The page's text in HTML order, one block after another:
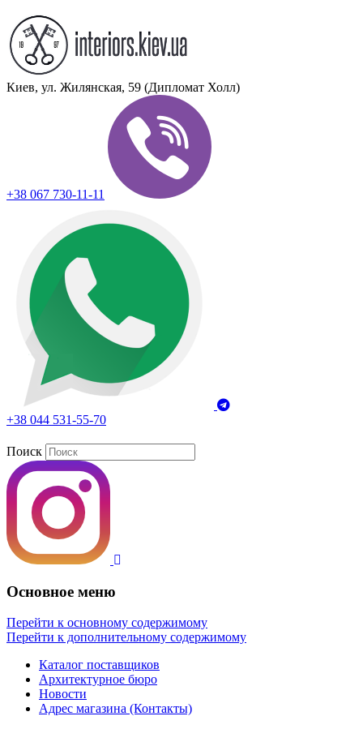
Киев, ул. Жилянская, 59 (Дипломат Холл)
+38 067 730-11-11
+38 044 531-55-70
Поиск
Основное меню
Перейти к основному содержимому
Перейти к дополнительному содержимому
Каталог поставщиков
Архитектурное бюро
Новости
Адрес магазина (Контакты)